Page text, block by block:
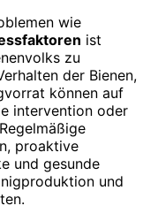
wie
ist
zu
der Bienen,
können auf
intervention oder
proaktive
und gesunde
und